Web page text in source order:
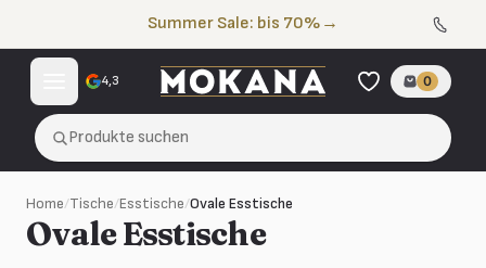
Summer Sale: bis 70% →
4,3 0
Produkte suchen
Home/Tische/Esstische/Ovale Esstische
Ovale Esstische